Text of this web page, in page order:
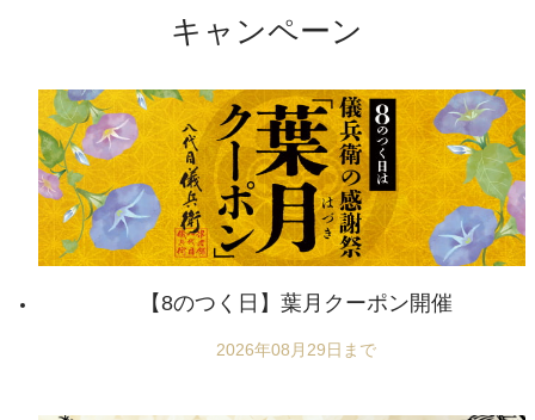
おこめやノート
米料亭（祇園・銀座） 企業情報
キャンペーン
【8のつく日】葉月クーポン開催
2026年08月29日まで